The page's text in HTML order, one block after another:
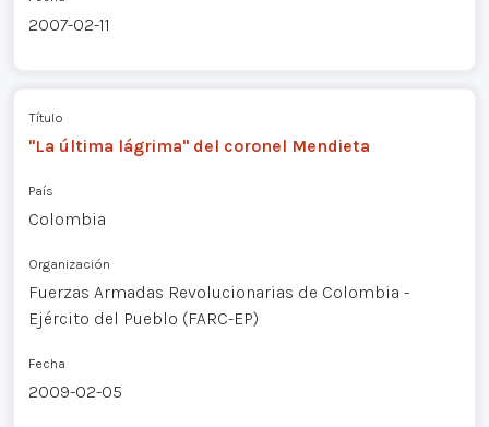
2007-02-11
Título
"La última lágrima" del coronel Mendieta
País
Colombia
Organización
Fuerzas Armadas Revolucionarias de Colombia -
Ejército del Pueblo (FARC-EP)
Fecha
2009-02-05